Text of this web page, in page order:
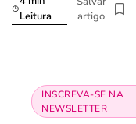
Leitura
artigo
INSCREVA-SE NA
NEWSLETTER